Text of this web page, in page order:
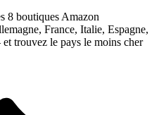
8 boutiques Amazon
France, Italie, Espagne,
trouvez le pays le moins cher